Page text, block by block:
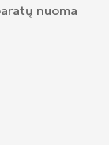
nuoma